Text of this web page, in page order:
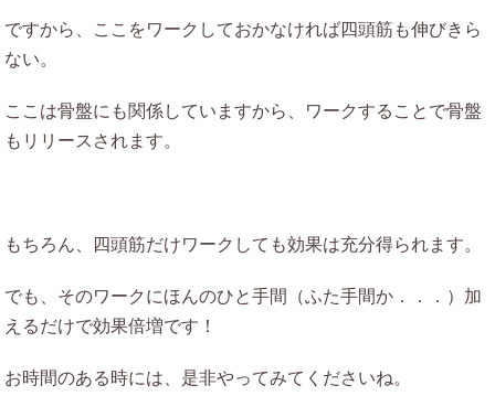
ですから、ここをワークしておかなければ四頭筋も伸びきら
ない。
ここは骨盤にも関係していますから、ワークすることで骨盤
もリリースされます。
もちろん、四頭筋だけワークしても効果は充分得られます。
でも、そのワークにほんのひと手間（ふた手間か．．．）加
えるだけで効果倍増です！
お時間のある時には、是非やってみてくださいね。